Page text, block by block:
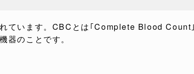
ています。CBCとは｢Complete Blood Count
器のことです。